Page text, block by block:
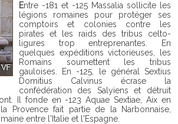
Entre -181 et -125 Massalia sollicite les
légions romaines pour protéger ses
comptoirs et colonies contre les
pirates et les raids des tribus celto-
ligures trop entreprenantes. En
quelques expéditions victorieuses, les
Romains soumettent les tribus
gauloises. En -125, le général Sextius
Domitius Calvinus écrase la
confédération des Salyiens et détruit
Il fonde en -123 Aquae Sextiae, Aix en
Provence fait partie de la Narbonnaise,
entre l'Italie et l'Espagne.